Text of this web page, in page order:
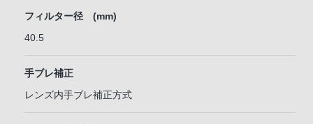
フィルター径 (mm)
40.5
手ブレ補正
レンズ内手ブレ補正方式